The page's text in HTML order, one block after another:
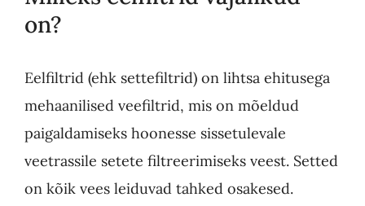
on?
Eelfiltrid (ehk settefiltrid) on lihtsa ehitusega
mehaanilised veefiltrid, mis on mõeldud
paigaldamiseks hoonesse sissetulevale
veetrassile setete filtreerimiseks veest. Setted
on kõik vees leiduvad tahked osakesed.